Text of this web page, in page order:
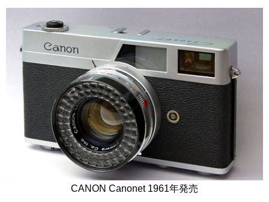
CANON Canonet 1961年発売